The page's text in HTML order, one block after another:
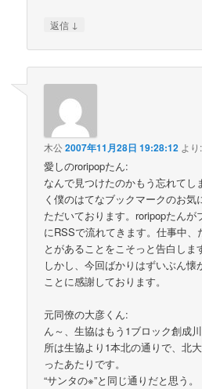
返信 ↓
木公2007年11月28日 19:28:12 より:
愛しのroripopたん:
なんで見つけたのかもう忘れてし
く僕のはてなブックマークのお
ただいております。roripopたん
にRSSで流れてきます。仕事中、
とがあることをこそっと告白しま
しかし、今回ばかりはずいぶん懐
ことに感謝しております。
元同僚の大彦くん:
ん～、生協はもう1ブロック創成
所は生協より1本北の通りで、北
ったあたりです。
“サンタの※”と同じ通りだと思う。